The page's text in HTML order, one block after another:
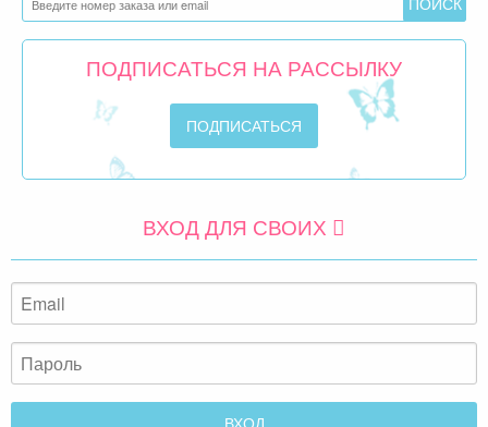
ПОДПИСАТЬСЯ НА РАССЫЛКУ
ВХОД ДЛЯ СВОИХ